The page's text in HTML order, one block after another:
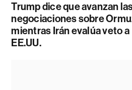
Trump dice que avanzan
negociaciones sobre
mientras Irán evalúa veto a
EE.UU.